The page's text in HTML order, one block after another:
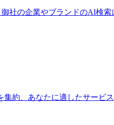
社の企業やブランドのAI検
集約、あなたに適したサービ